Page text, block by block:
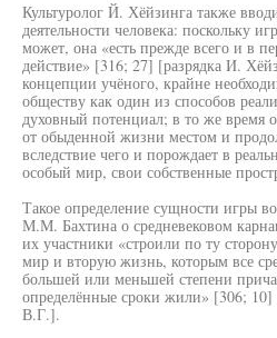
Культуролог Й. Хёйзинга также
деятельности человека: поскольку
может, она «есть прежде всего и в
действие» [316; 27] [разрядка И.
концепции учёного, крайне
обществу как один из способов
духовный потенциал; в то же время
от обыденной жизни местом и
вследствие чего и порождает в
особый мир, свои собственные
Такое определение сущности игры
М.М. Бахтина о средневековом
их участники «строили по ту
мир и вторую жизнь, которым все
большей или меньшей степени
определённые сроки жили» [306;
В.Г.].